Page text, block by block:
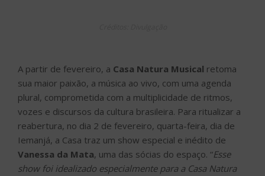
A partir de fevereiro, a Casa Natura Musical retoma
sua maior paixão, a música ao vivo, com uma agenda
plural, comprometida com a multiplicidade de ritmos,
vozes e discursos da cultura brasileira. Para ritualizar a
reabertura, no dia 2 de fevereiro, quarta-feira, dia de
Iemanjá, a Casa traz um show especial e inédito de
Vanessa da Mata, uma das sócias do espaço. “Esse
show foi idealizado especialmente para a Casa Natura